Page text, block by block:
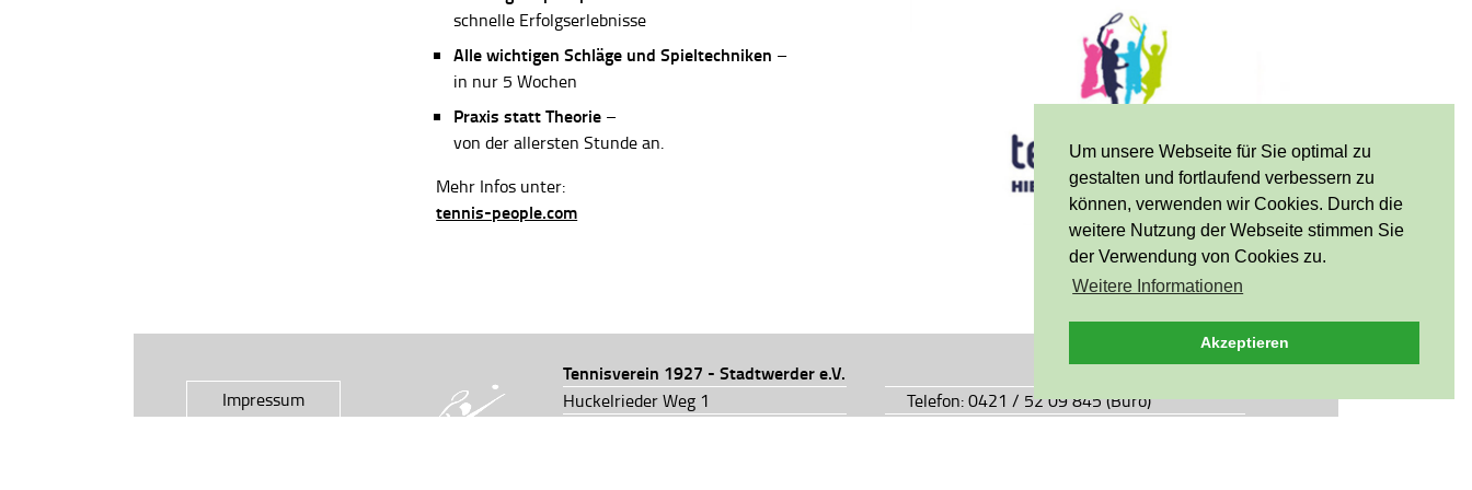
Um unsere Webseite für Sie optimal zu
gestalten und fortlaufend verbessern zu
können, verwenden wir Cookies. Durch die
weitere Nutzung der Webseite stimmen Sie
der Verwendung von Cookies zu.
Weitere Informationen
Akzeptieren
schnelle Erfolgserlebnisse
Alle wichtigen Schläge und Spieltechniken –
in nur 5 Wochen
Praxis statt Theorie –
von der allersten Stunde an.
Mehr Infos unter:
tennis-people.com
Impressum
Tennisverein 1927 - Stadtwerder e.V.
Huckelrieder Weg 1
Telefon: 0421 / 52 09 845 (Büro)